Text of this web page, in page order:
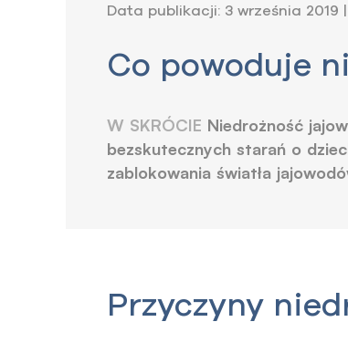
Data publikacji: 3 września
Co powoduje
W SKRÓCIE Niedrożność
bezskutecznych starań o
zablokowania światła
Przyczyny